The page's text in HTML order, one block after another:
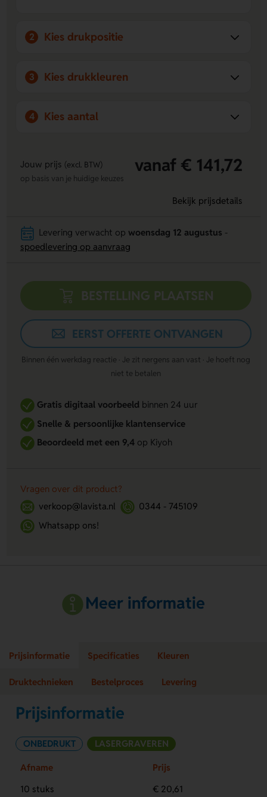
2 Kies drukpositie
3 Kies drukkleuren
4 Kies aantal
Jouw prijs (excl. BTW) vanaf € 141,72
op basis van je huidige keuzes
Bekijk prijsdetails
Levering verwacht op woensdag 12 augustus
spoedlevering op aanvraag
BESTELLING PLAATSEN
EERST OFFERTE ONTVANGEN
Binnen één werkdag reactie · Je zit nergens aan vast · Je hoeft nog
niet te betalen
Gratis digitaal voorbeeldbinnen 24 uur
Snelle & persoonlijke klantenservice
Beoordeeld met een 9,4op Kiyoh
Vragen over dit product?
verkoop@lavista.nl
0344 - 745109
Whatsapp ons!
Meer informatie
Prijsinformatie Specificaties Kleuren
Druktechnieken Bestelproces Levering
Prijsinformatie
ONBEDRUKT LASERGRAVEREN
Afname
Prijs
10 stuks
€ 20,61